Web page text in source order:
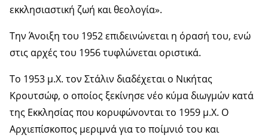
εκκλησιαστική ζωή και θεολογία».
Την Άνοιξη του 1952 επιδεινώνεται η όρασή του, ενώ
στις αρχές του 1956 τυφλώνεται οριστικά.
Το 1953 μ.Χ. τον Στάλιν διαδέχεται ο Νικήτας
Κρουτσώφ, ο οποίος ξεκίνησε νέο κύμα διωγμών κατά
της Εκκλησίας που κορυφώνονται το 1959 μ.Χ. Ο
Αρχιεπίσκοπος μεριμνά για το ποίμνιό του και